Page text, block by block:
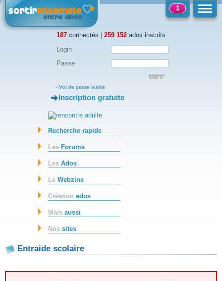
187 connectés | 259 152 ados inscrits
1
Login
Passe
- Mot de passe oublié
-Inscription gratuite
Recherche rapide
Les Forums
LesAdos
LeWebzine
Créationados
Maisaussi
Nossites
Entraide scolaire